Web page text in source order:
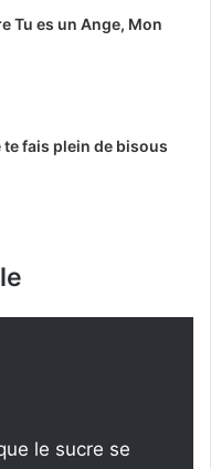
Tu es un Ange, Mon
te fais plein de bisous
le sucre se